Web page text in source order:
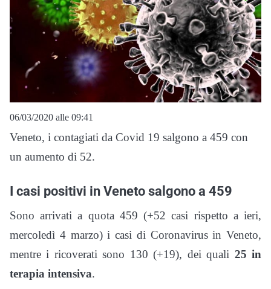
06/03/2020 alle 09:41
Veneto, i contagiati da Covid 19 salgono a 459 con
un aumento di 52.
I casi positivi in Veneto salgono a 459
Sono arrivati a quota 459 (+52 casi rispetto a ieri,
mercoledì 4 marzo) i casi di Coronavirus in Veneto,
mentre i ricoverati sono 130 (+19), dei quali 25 in
terapia intensiva.